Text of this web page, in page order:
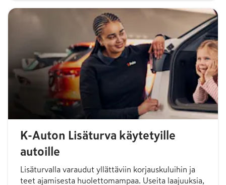
K-Auton Lisäturva käytetyille
autoille
Lisäturvalla varaudut yllättäviin korjauskuluihin ja
teet ajamisesta huolettomampaa. Useita laajuuksia,